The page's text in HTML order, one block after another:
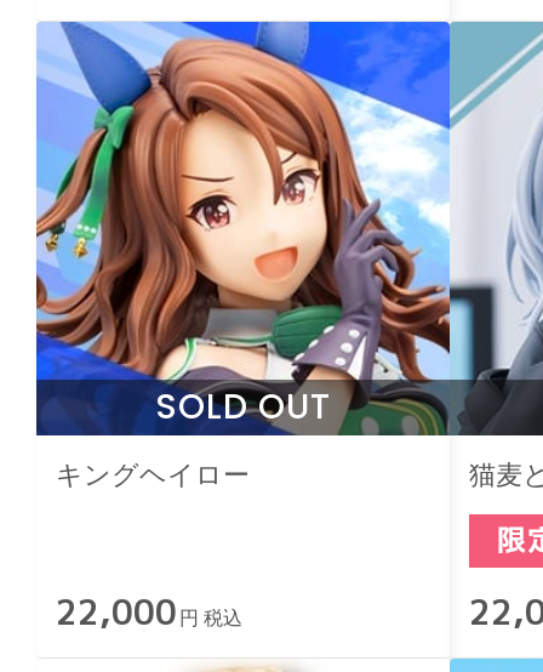
SOLD OUT
キングヘイロー
22,000 円 税込
猫麦